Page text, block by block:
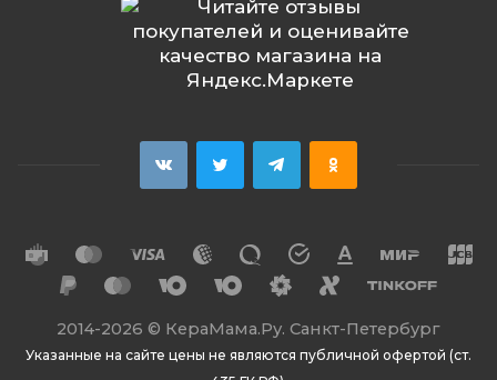
2014-2026 © КераМама.Ру. Санкт-Петербург
Указанные на сайте цены не являются публичной офертой (ст.